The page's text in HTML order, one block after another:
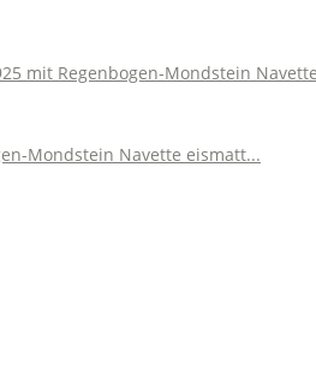
mit Regenbogen-Mondstein